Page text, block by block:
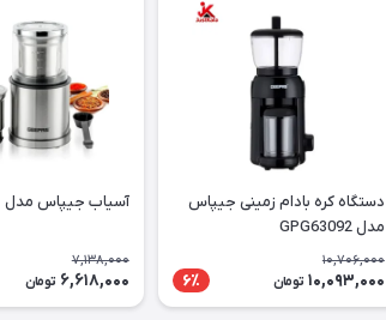
دستگاه کره بادام زمینی جیپاس
مدل GPG63092
10,706,000
10,093,000 تومان 6٪
آسیاب جیپاس مدل GCG41021
7,138,000
6,618,000 تومان